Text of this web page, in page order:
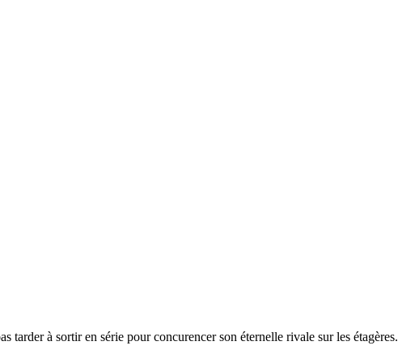
à sortir en série pour concurencer son éternelle rivale sur les étagères.